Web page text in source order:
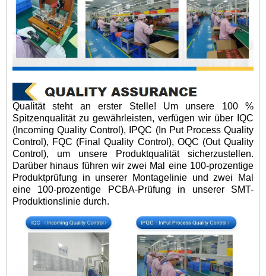
Qualität steht an erster Stelle! Um unsere 100 %
Spitzenqualität zu gewährleisten, verfügen wir über IQC
(Incoming Quality Control), IPQC (In Put Process Quality
Control), FQC (Final Quality Control), OQC (Out Quality
Control), um unsere Produktqualität sicherzustellen.
Darüber hinaus führen wir zwei Mal eine 100-prozentige
Produktprüfung in unserer Montagelinie und zwei Mal
eine 100-prozentige PCBA-Prüfung in unserer SMT-
Produktionslinie durch.